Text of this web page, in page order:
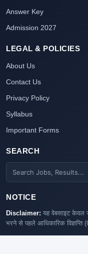
Answer Key
Admission 2027
LEGAL & POLICIES
About Us
Contact Us
Privacy Policy
Syllabus
Important Forms
SEARCH
NOTICE
Disclaimer: यह वेबसाइट केवल
भरने से पहले आधिकारिक